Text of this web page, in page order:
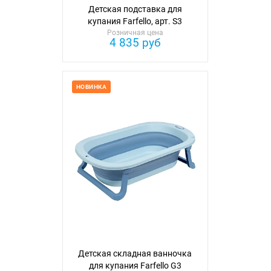
Детская подставка для
купания Farfello, арт. S3
Розничная цена
4 835 руб
НОВИНКА
Детская складная ванночка
для купания Farfello G3